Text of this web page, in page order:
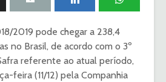
2019 pode chegar a 238,4
no Brasil, de acordo com o 3º
referente ao atual período,
feira (11/12) pela Companhia